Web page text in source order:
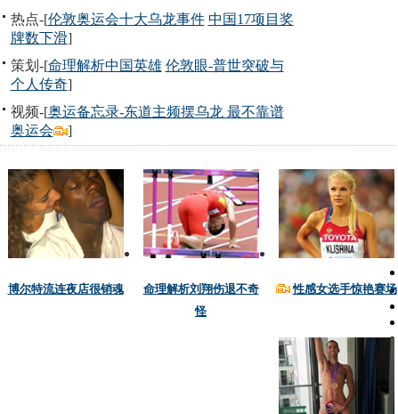
热点-[伦敦奥运会十大乌龙事件 中国17项目奖
牌数下滑]
策划-[命理解析中国英雄 伦敦眼-普世突破与
个人传奇]
视频-[奥运备忘录-东道主频摆乌龙 最不靠谱
奥运会
]
博尔特流连夜店很销魂
命理解析刘翔伤退不奇
怪
性感女选手惊艳赛场